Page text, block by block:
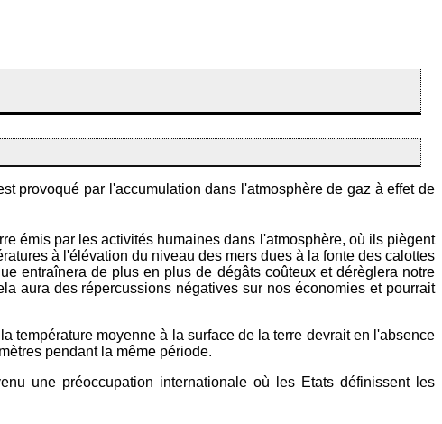
provoqué par l'accumulation dans l'atmosphère de gaz à effet de
émis par les activités humaines dans l'atmosphère, où ils piègent
à l'élévation du niveau des mers dues à la fonte des calottes
entraînera de plus en plus de dégâts coûteux et dérèglera notre
aura des répercussions négatives sur nos économies et pourrait
température moyenne à la surface de la terre devrait en l'absence
pendant la même période.
une préoccupation internationale où les Etats définissent les